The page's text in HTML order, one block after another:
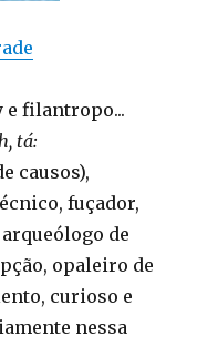
e filantropo...
tá:
causos),
fuçador,
de
opaleiro de
curioso e
nessa